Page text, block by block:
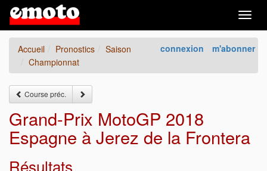
connexion m'abonner
Accueil Pronostics
Saison
Championnat
Course préc.
Grand-Prix MotoGP 2018
Espagne à Jerez de la Frontera
Résultats